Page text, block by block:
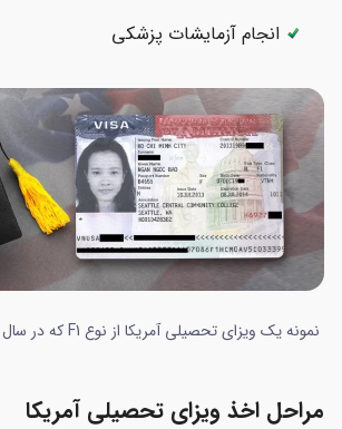
انجام آزمایشات پزشکی
نمونه یک ویزای تحصیلی آمریکا از نوع F1 که در سال 2023 صادر شده است
مراحل اخذ ویزای تحصیلی آمریکا